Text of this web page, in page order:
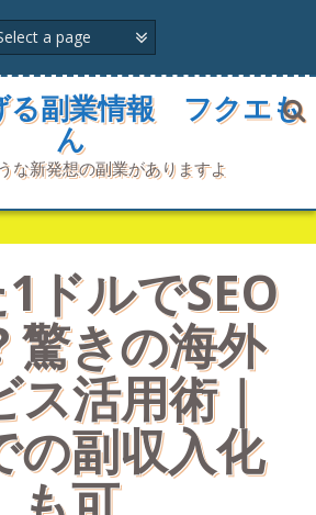
る副業情報 フクエも
ん
な新発想の副業がありますよ
ドルでSEO
驚きの海外
ス活用術｜
の副収入化